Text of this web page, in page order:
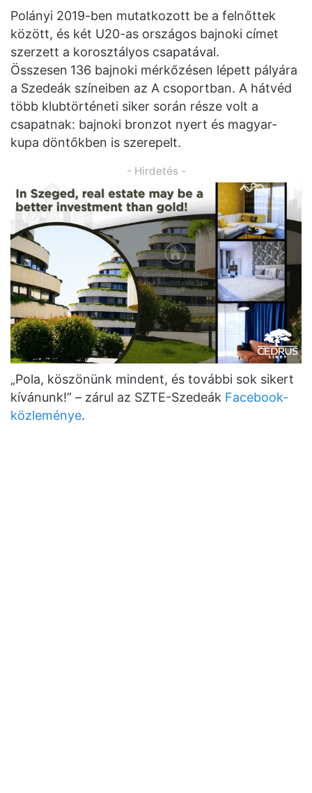
Polányi 2019-ben mutatkozott be a felnőttek
között, és két U20-as országos bajnoki címet
szerzett a korosztályos csapatával.
Összesen 136 bajnoki mérkőzésen lépett pályára
a Szedeák színeiben az A csoportban. A hátvéd
több klubtörténeti siker során része volt a
csapatnak: bajnoki bronzot nyert és magyar-
kupa döntőkben is szerepelt.
- Hirdetés -
„Pola, köszönünk mindent, és további sok sikert
kívánunk!” – zárul az SZTE-Szedeák Facebook-
közleménye.